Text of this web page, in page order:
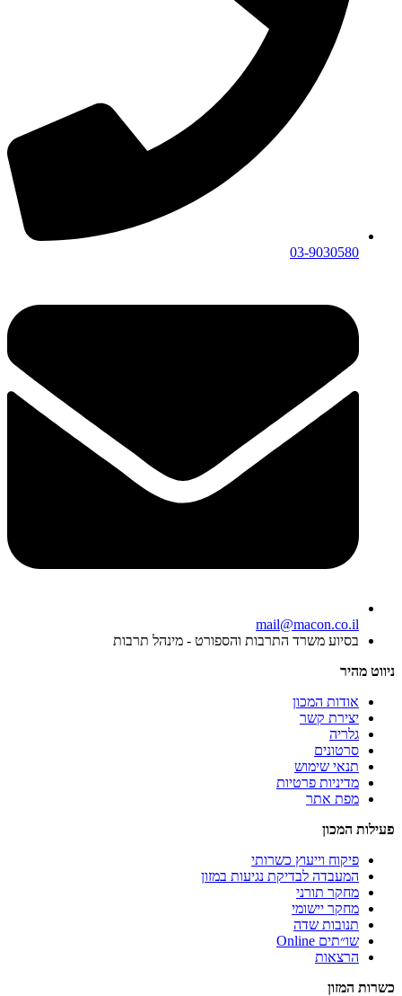
03-9030580
mail@macon.co.il
בסיוע משרד התרבות והספורט - מינהל תרבות
ניווט מהיר
אודות המכון
יצירת קשר
גלריה
סרטונים
תנאי שימוש
מדיניות פרטיות
מפת אתר
פעילות המכון
פיקוח וייעוץ כשרותי
המעבדה לבדיקת נגיעות במזון
מחקר תורני
מחקר יישומי
תנובות שדה
שו״תים Online
הרצאות
כשרות המזון